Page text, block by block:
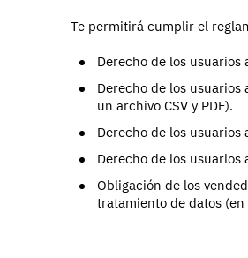
Te permitirá cumplir el
Derecho de los usuarios
Derecho de los
un archivo CSV y PDF).
Derecho de los
Derecho de los
Obligación de los
tratamiento de datos